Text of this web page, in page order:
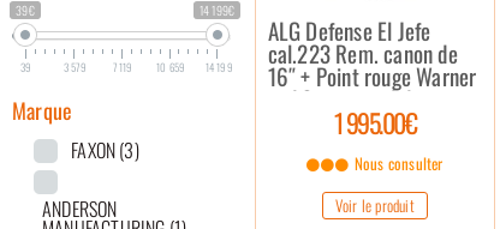
39€ 14 199€
39 3 579 7 119 10 659 14 199
Marque
FAXON(3)
ANDERSON
ALG Defense El Jefe
cal.223 Rem. canon de
16″ + Point rouge Warner
and Swasey red dot
1 995.00€
Nous consulter
Voir le produit